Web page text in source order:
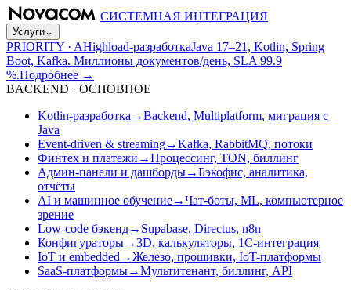
СИСТЕМНАЯ ИНТЕГРАЦИЯ
Услуги⌄
PRIORITY · AHighload-разработкаJava 17–21, Kotlin, Spring
Boot, Kafka. Миллионы документов/день, SLA 99.9
%.Подробнее →
BACKEND · ОСНОВНОЕ
Kotlin-разработка →Backend, Multiplatform, миграция с
Java
Event-driven & streaming→Kafka, RabbitMQ, потоки
Финтех и платежи →Процессинг, TON, биллинг
Админ-панели и дашборды→Бэкофис, аналитика,
отчёты
AI и машинное обучение→Чат-боты, ML, компьютерное
зрение
Low-code бэкенд→ Supabase, Directus, n8n
Конфигураторы→3D, калькуляторы, 1С-интеграция
IoT и embedded →Железо, прошивки, IoT-платформы
SaaS-платформы→Мультитенант, биллинг, API